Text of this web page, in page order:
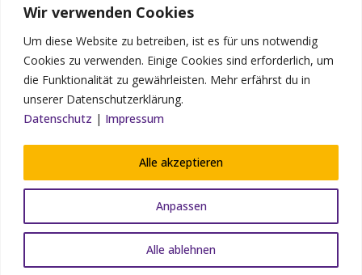
Wir verwenden Cookies
Um diese Website zu betreiben, ist es für uns notwendig
Cookies zu verwenden. Einige Cookies sind erforderlich, um
die Funktionalität zu gewährleisten. Mehr erfährst du in
unserer Datenschutzerklärung.
Datenschutz | Impressum
Anpassen
Alle ablehnen
Alle akzeptieren
Mascheroder
38302
Wolfenbüttel
Telefon: (0 53 31)
90 910-0
Telefax: (0 53 31)
90 910-93
loebbecke.de
Impressum
Datenschutz
Kontakt
Bildnachweis